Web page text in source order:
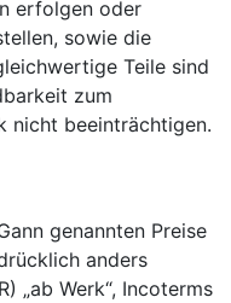
erfolgen oder
sowie die
Teile sind
zum
nicht beeinträchtigen.
genannten Preise
anders
„ab Werk“, Incoterms